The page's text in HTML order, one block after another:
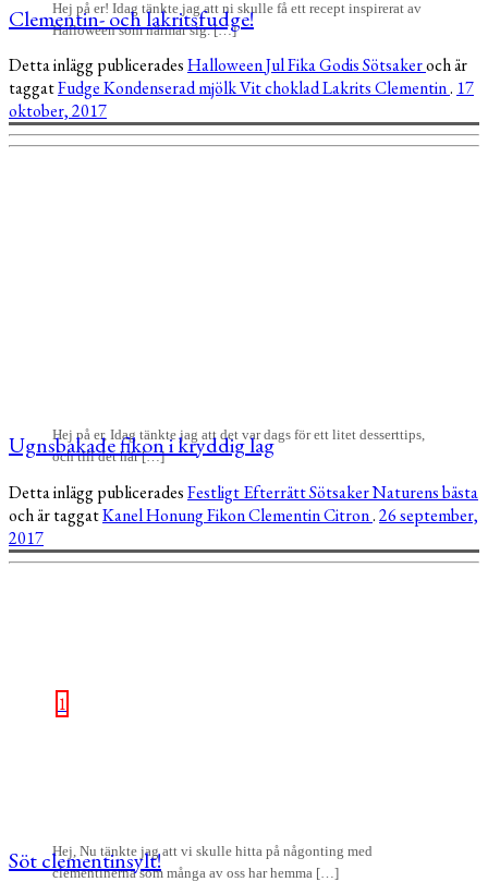
Hej på er! Idag tänkte jag att ni skulle få ett recept inspirerat av
Halloween som närmar sig. […]
Clementin- och lakritsfudge!
Detta inlägg publiceradesHalloweenJulFikaGodisSötsakeroch är
taggatFudgeKondenserad mjölkVit chokladLakritsClementin. 17
oktober, 2017
Hej på er, Idag tänkte jag att det var dags för ett litet desserttips,
och till det här […]
Ugnsbakade fikon i kryddig lag
Detta inlägg publiceradesFestligtEfterrättSötsakerNaturens bästa
och är taggatKanelHonungFikonClementinCitron.26 september,
2017
1
Hej, Nu tänkte jag att vi skulle hitta på någonting med
clementinerna som många av oss har hemma […]
Söt clementinsylt!